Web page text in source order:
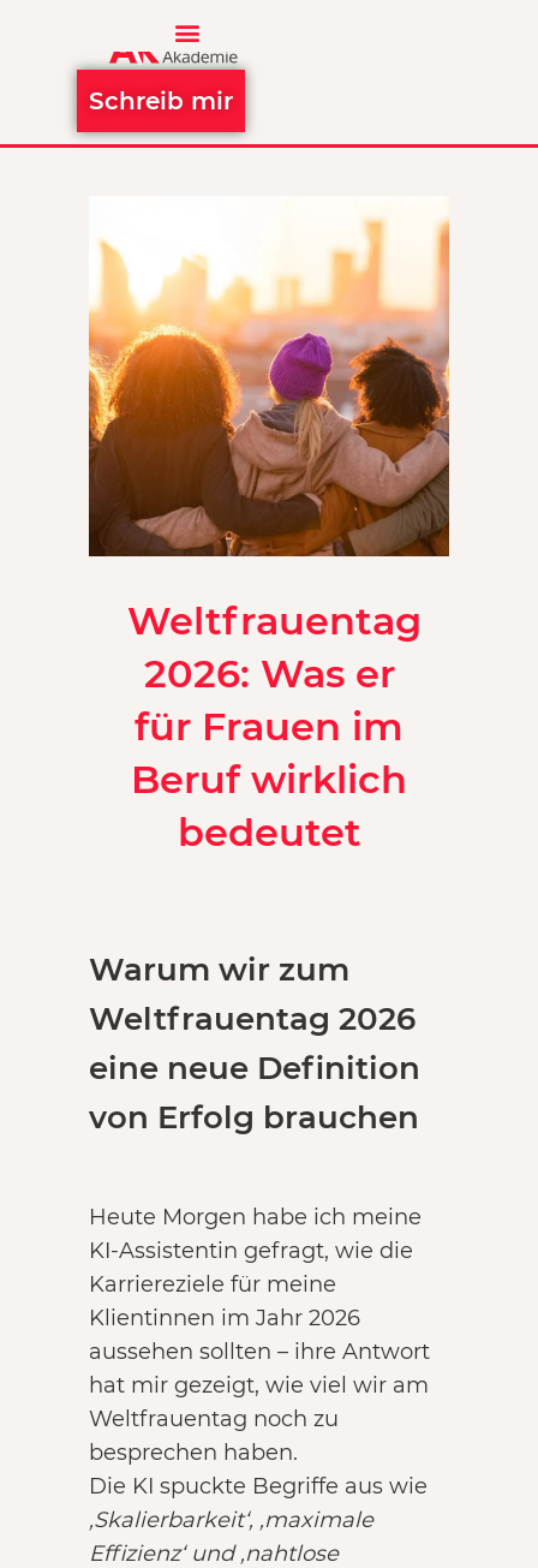
Schreib mir
Weltfrauentag
2026: Was er
für Frauen im
Beruf wirklich
bedeutet
Warum wir zum
Weltfrauentag 2026
eine neue Definition
von Erfolg brauchen
Heute Morgen habe ich meine
KI-Assistentin gefragt, wie die
Karriereziele für meine
Klientinnen im Jahr 2026
aussehen sollten – ihre Antwort
hat mir gezeigt, wie viel wir am
Weltfrauentag noch zu
besprechen haben.
Die KI spuckte Begriffe aus wie
‚Skalierbarkeit‘, ‚maximale
Effizienz‘ und ‚nahtlose